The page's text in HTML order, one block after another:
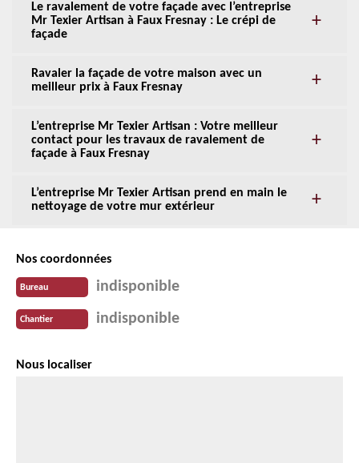
Le ravalement de votre façade avec l’entreprise
Mr Texier Artisan à Faux Fresnay : Le crépi de
façade
Ravaler la façade de votre maison avec un
meilleur prix à Faux Fresnay
L’entreprise Mr Texier Artisan : Votre meilleur
contact pour les travaux de ravalement de
façade à Faux Fresnay
L’entreprise Mr Texier Artisan prend en main le
nettoyage de votre mur extérieur
Nos coordonnées
Bureau indisponible
Chantier indisponible
Nous localiser